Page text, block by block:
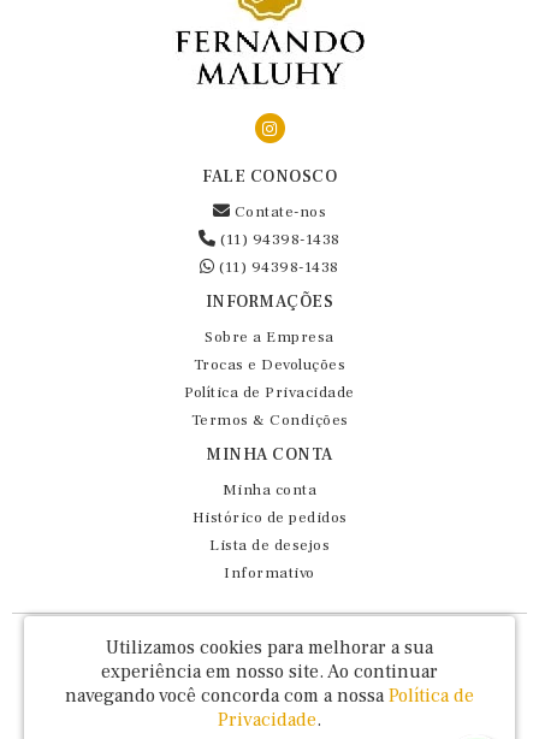
FALE CONOSCO
Contate-nos
(11) 94398-1438
(11) 94398-1438
INFORMAÇÕES
Sobre a Empresa
Trocas e Devoluções
Política de Privacidade
Termos & Condições
MINHA CONTA
Minha conta
Histórico de pedidos
Lista de desejos
Informativo
Fernando Maluhy Cia Ltda - CNPJ: 60.458.825/0001-86
Rua Dr Euclydes da Cunha, 47 - Brás - São Paulo / SP - CEP 03016-030
Utilizamos cookies para melhorar a sua
experiência em nosso site. Ao continuar
navegando você concorda com a nossa Política de
Privacidade.